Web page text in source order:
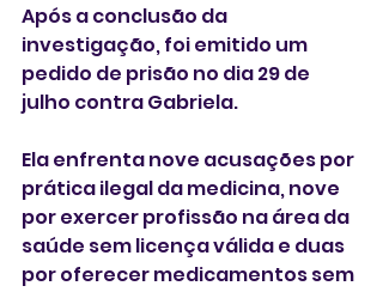
Após a conclusão da
investigação, foi emitido um
pedido de prisão no dia 29 de
julho contra Gabriela.
Ela enfrenta nove acusações por
prática ilegal da medicina, nove
por exercer profissão na área da
saúde sem licença válida e duas
por oferecer medicamentos sem